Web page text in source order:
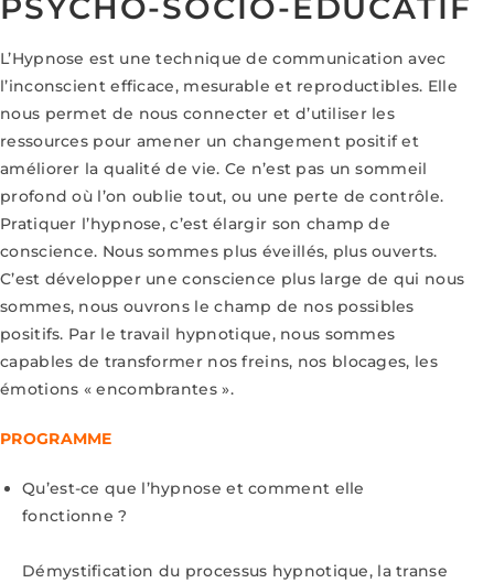
PSYCHO-SOCIO-EDUCATIF
L’Hypnose est une technique de communication avec
l’inconscient efficace, mesurable et reproductibles. Elle
nous permet de nous connecter et d’utiliser les
ressources pour amener un changement positif et
améliorer la qualité de vie. Ce n’est pas un sommeil
profond où l’on oublie tout, ou une perte de contrôle.
Pratiquer l’hypnose, c’est élargir son champ de
conscience. Nous sommes plus éveillés, plus ouverts.
C’est développer une conscience plus large de qui nous
sommes, nous ouvrons le champ de nos possibles
positifs. Par le travail hypnotique, nous sommes
capables de transformer nos freins, nos blocages, les
émotions « encombrantes ».
PROGRAMME
Qu’est-ce que l’hypnose et comment elle
fonctionne ?
Démystification du processus hypnotique, la transe